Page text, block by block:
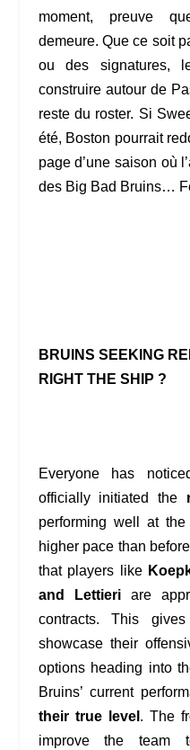
moment, preuve
demeure. Que ce soit
ou des signatures,
construire autour de
reste du roster. Si
été, Boston pourrait
page d’une saison où
des Big Bad Bruins…
BRUINS SEEKING
RIGHT THE SHIP ?
Everyone has
officially initiated the
performing well at
higher pace than
that players like
and Lettieriare
contracts. This
showcase their
options heading into
Bruins’ current
their true level . The
improve the team